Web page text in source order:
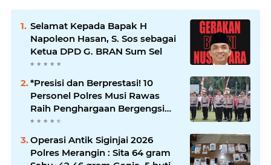
Selamat Kepada Bapak H
Napoleon Hasan, S. Sos sebagai
Ketua DPD G. BRAN Sum Sel
*Presisi dan Berprestasi! 10
Personel Polres Musi Rawas
Raih Penghargaan Bergengsi
dari Kapolda Sumsel*
Operasi Antik Siginjai 2026
Polres Merangin : Sita 64 gram